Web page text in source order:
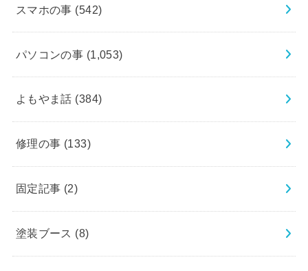
スマホの事 (542)
パソコンの事 (1,053)
よもやま話 (384)
修理の事 (133)
固定記事 (2)
塗装ブース (8)